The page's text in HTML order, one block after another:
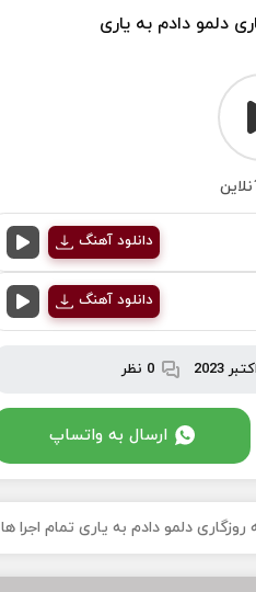
دلمو دادم به یاری
دانلود آهنگ
دانلود آهنگ
0 نظر
ارسال به واتساپ
دلمو دادم به یاری تمام اجرا ها